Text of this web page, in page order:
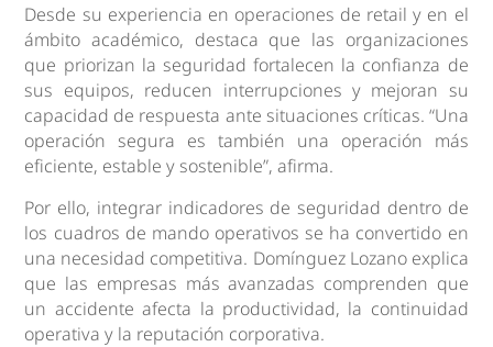
Desde su experiencia en operaciones de retail y en el
ámbito académico, destaca que las organizaciones
que priorizan la seguridad fortalecen la confianza de
sus equipos, reducen interrupciones y mejoran su
capacidad de respuesta ante situaciones críticas. “Una
operación segura es también una operación más
eficiente, estable y sostenible”, afirma.
Por ello, integrar indicadores de seguridad dentro de
los cuadros de mando operativos se ha convertido en
una necesidad competitiva. Domínguez Lozano explica
que las empresas más avanzadas comprenden que
un accidente afecta la productividad, la continuidad
operativa y la reputación corporativa.